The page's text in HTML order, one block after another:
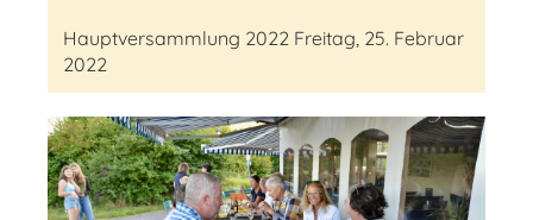
Hauptversammlung 2022 Freitag, 25. Februar
2022